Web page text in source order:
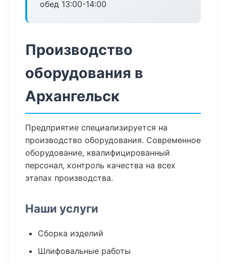
обед 13:00-14:00
Производство
оборудования в
Архангельск
Предприятие специализируется на
производство оборудования. Современное
оборудование, квалифицированный
персонал, контроль качества на всех
этапах производства.
Наши услуги
Сборка изделий
Шлифовальные работы